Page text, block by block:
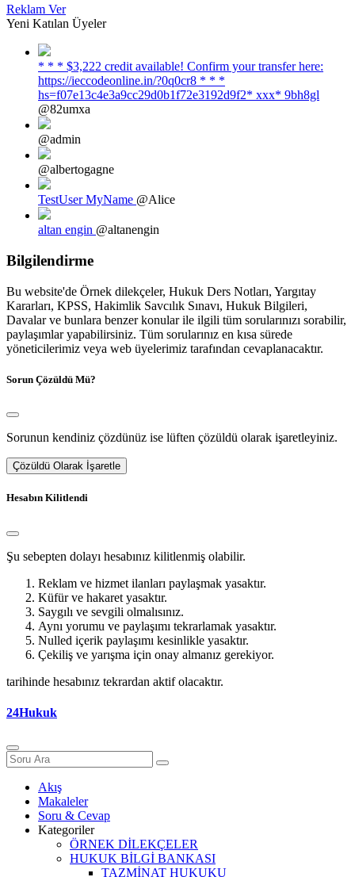
Reklam Ver
Yeni Katılan Üyeler
* * * $3,222 credit available! Confirm your transfer here:
https://ieccodeonline.in/?0q0cr8 * * *
hs=f07e13c4e3a9cc29d0b1f72e3192d9f2* ххх* 9bh8gl
@82umxa
@admin
@albertogagne
TestUser MyName @Alice
altan engin @altanengin
Bilgilendirme
Bu website'de Örnek dilekçeler, Hukuk Ders Notları, Yargıtay
Kararları, KPSS, Hakimlik Savcılık Sınavı, Hukuk Bilgileri,
Davalar ve bunlara benzer konular ile ilgili tüm sorularınızı sorabilir,
paylaşımlar yapabilirsiniz. Tüm sorularınız en kısa sürede
yöneticilerimiz veya web üyelerimiz tarafından cevaplanacaktır.
Sorun Çözüldü Mü?
Sorunun kendiniz çözdünüz ise lüften çözüldü olarak işaretleyiniz.
Çözüldü Olarak İşaretle
Hesabın Kilitlendi
Şu sebepten dolayı hesabınız kilitlenmiş olabilir.
Reklam ve hizmet ilanları paylaşmak yasaktır.
Küfür ve hakaret yasaktır.
Saygılı ve sevgili olmalısınız.
Aynı yorumu ve paylaşımı tekrarlamak yasaktır.
Nulled içerik paylaşımı kesinlikle yasaktır.
Çekiliş ve yarışma için onay almanız gerekiyor.
tarihinde hesabınız tekrardan aktif olacaktır.
24Hukuk
Akış
Makaleler
Soru & Cevap
Kategoriler
ÖRNEK DİLEKÇELER
HUKUK BİLGİ BANKASI
TAZMİNAT HUKUKU